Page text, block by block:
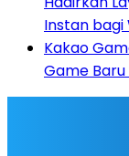
Instan bagi
Kakao
Game